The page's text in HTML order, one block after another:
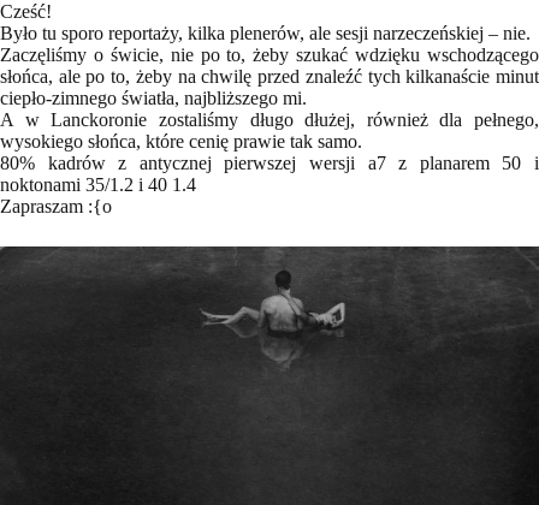
Cześć!
Było tu sporo reportaży, kilka plenerów, ale sesji narzeczeńskiej – nie.
Zaczęliśmy o świcie, nie po to, żeby szukać wdzięku wschodzącego
słońca, ale po to, żeby na chwilę przed znaleźć tych kilkanaście minut
ciepło-zimnego światła, najbliższego mi.
A w Lanckoronie zostaliśmy długo dłużej, również dla pełnego,
wysokiego słońca, które cenię prawie tak samo.
80% kadrów z antycznej pierwszej wersji a7 z planarem 50 i
noktonami 35/1.2 i 40 1.4
Zapraszam :{o